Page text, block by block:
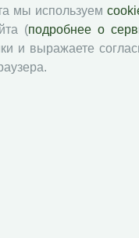
мы используем
(подробнее о
и выражаете